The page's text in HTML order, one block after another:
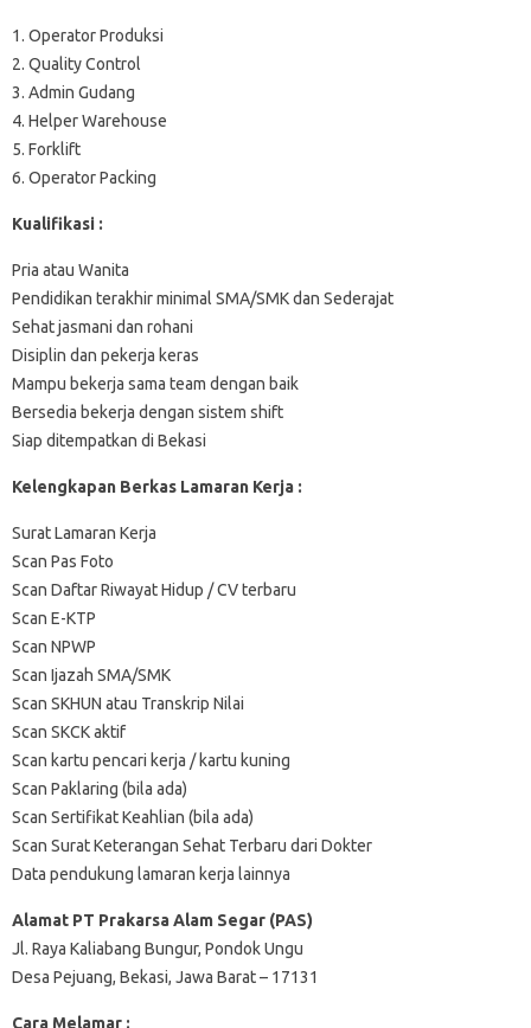
1. Operator Produksi
2. Quality Control
3. Admin Gudang
4. Helper Warehouse
5. Forklift
6. Operator Packing
Kualifikasi :
Pria atau Wanita
Pendidikan terakhir minimal SMA/SMK dan Sederajat
Sehat jasmani dan rohani
Disiplin dan pekerja keras
Mampu bekerja sama team dengan baik
Bersedia bekerja dengan sistem shift
Siap ditempatkan di Bekasi
Kelengkapan Berkas Lamaran Kerja :
Surat Lamaran Kerja
Scan Pas Foto
Scan Daftar Riwayat Hidup / CV terbaru
Scan E-KTP
Scan NPWP
Scan Ijazah SMA/SMK
Scan SKHUN atau Transkrip Nilai
Scan SKCK aktif
Scan kartu pencari kerja / kartu kuning
Scan Paklaring (bila ada)
Scan Sertifikat Keahlian (bila ada)
Scan Surat Keterangan Sehat Terbaru dari Dokter
Data pendukung lamaran kerja lainnya
Alamat PT Prakarsa Alam Segar (PAS)
Jl. Raya Kaliabang Bungur, Pondok Ungu
Desa Pejuang, Bekasi, Jawa Barat – 17131
Cara Melamar :